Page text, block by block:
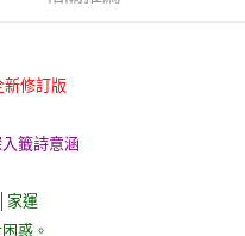
修訂版
籤詩意涵
家運
惑。